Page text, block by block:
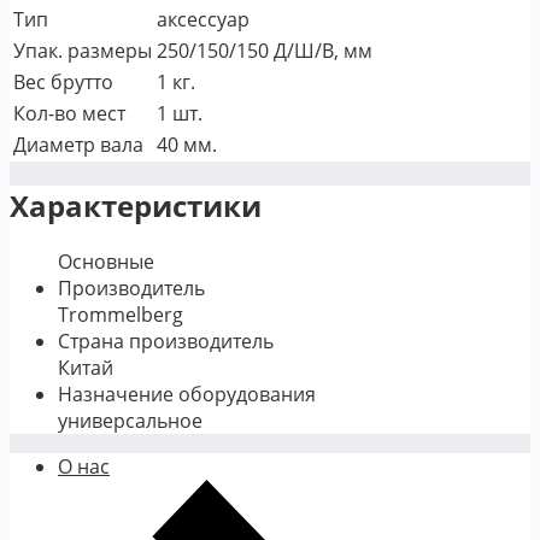
Тип
аксессуар
Упак. размеры 250/150/150 Д/Ш/В, мм
Вес брутто
1 кг.
Кол-во мест
1 шт.
Диаметр вала 40 мм.
Характеристики
Основные
Производитель
Trommelberg
Страна производитель
Китай
Назначение оборудования
универсальное
О нас